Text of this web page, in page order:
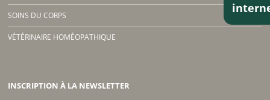
SOINS DU CORPS
VÉTÉRINAIRE HOMÉOPATHIQUE
INSCRIPTION À LA NEWSLETTER